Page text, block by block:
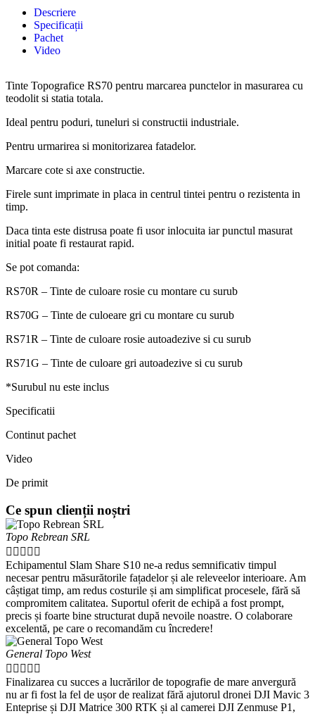
Descriere
Specificații
Pachet
Video
Tinte Topografice RS70 pentru marcarea punctelor in masurarea cu
teodolit si statia totala.
Ideal pentru poduri, tuneluri si constructii industriale.
Pentru urmarirea si monitorizarea fatadelor.
Marcare cote si axe constructie.
Firele sunt imprimate in placa in centrul tintei pentru o rezistenta in
timp.
Daca tinta este distrusa poate fi usor inlocuita iar punctul masurat
initial poate fi restaurat rapid.
Se pot comanda:
RS70R – Tinte de culoare rosie cu montare cu surub
RS70G – Tinte de culoeare gri cu montare cu surub
RS71R – Tinte de culoare rosie autoadezive si cu surub
RS71G – Tinte de culoare gri autoadezive si cu surub
*Surubul nu este inclus
Specificatii
Continut pachet
Video
De primit
Ce spun clienții noștri
Topo Rebrean SRL
    
Echipamentul Slam Share S10 ne-a redus semnificativ timpul
necesar pentru măsurătorile fațadelor și ale releveelor interioare. Am
câștigat timp, am redus costurile și am simplificat procesele, fără să
compromitem calitatea. Suportul oferit de echipă a fost prompt,
precis și foarte bine structurat după nevoile noastre. O colaborare
excelentă, pe care o recomandăm cu încredere!
General Topo West
    
Finalizarea cu succes a lucrărilor de topografie de mare anvergură
nu ar fi fost la fel de ușor de realizat fără ajutorul dronei DJI Mavic 3
Enteprise și DJI Matrice 300 RTK și al camerei DJI Zenmuse P1,